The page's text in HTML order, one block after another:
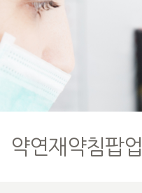
약연재약침팝